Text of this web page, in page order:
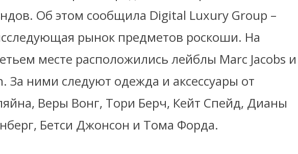
Об этом сообщила Digital Luxury Group –
рынок предметов роскоши. На
месте расположились лейблы Marc Jacobs и
За ними следуют одежда и аксессуары от
Веры Вонг, Тори Берч, Кейт Спейд, Дианы
Бетси Джонсон и Тома Форда.